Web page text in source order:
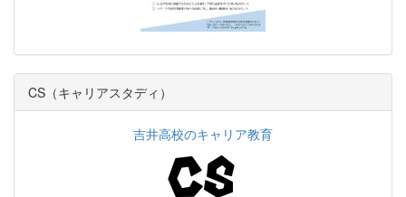
CS（キャリアスタディ）
吉井高校のキャリア教育